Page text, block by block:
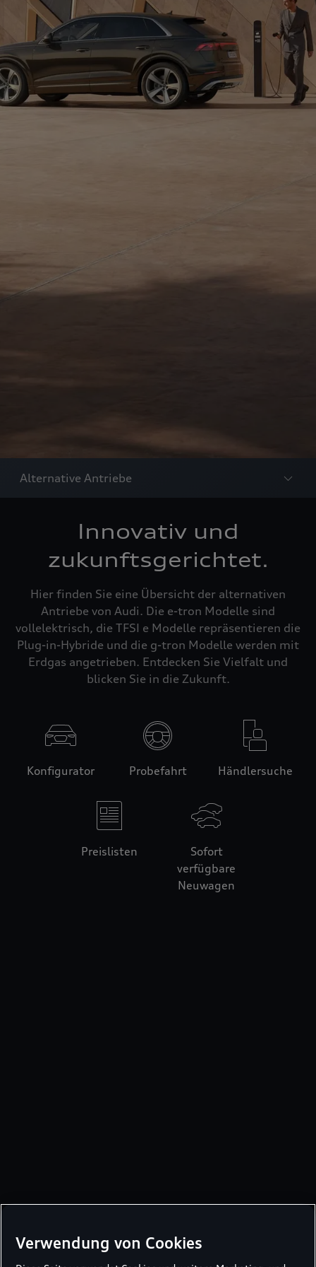
Alternative Antriebe
Innovativ und
zukunftsgerichtet.
Hier finden Sie eine Übersicht der alternativen
Antriebe von Audi. Die e-tron Modelle sind
vollelektrisch, die TFSI e Modelle repräsentieren die
Plug-in-Hybride und die g-tron Modelle werden mit
Erdgas angetrieben. Entdecken Sie Vielfalt und
blicken Sie in die Zukunft.
Konfigurator Probefahrt Händlersuche
Preislisten
Sofort
verfügbare
Neuwagen
Verwendung von Cookies